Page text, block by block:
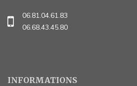
06.81.04.61.83
06.68.43.45.80
INFORMATIONS